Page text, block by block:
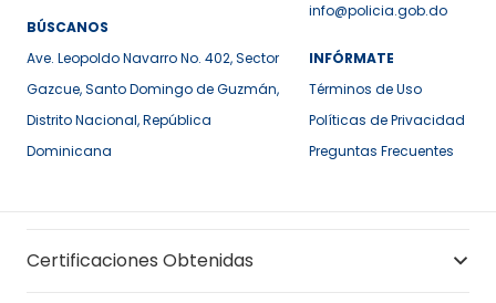
BÚSCANOS
Ave. Leopoldo Navarro No. 402, Sector
Gazcue, Santo Domingo de Guzmán,
Distrito Nacional, República
Dominicana
info@policia.gob.do
INFÓRMATE
Términos de Uso
Políticas de Privacidad
Preguntas Frecuentes
Certificaciones Obtenidas